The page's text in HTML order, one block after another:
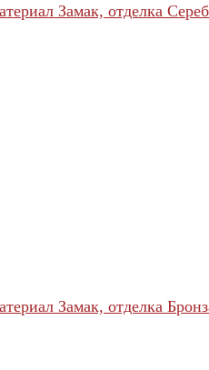
Замак, отделка
Замак, отделка